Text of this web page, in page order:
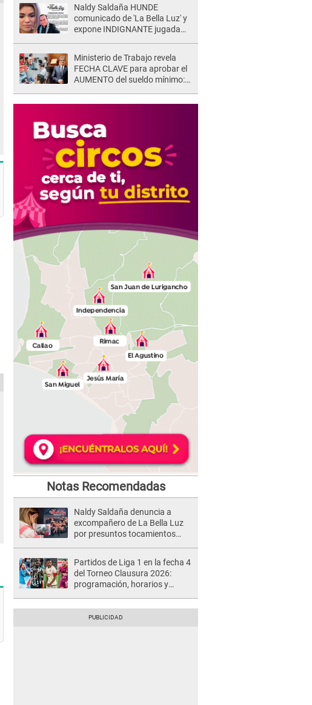
Naldy Saldaña HUNDE
comunicado de 'La Bella Luz' y
expone INDIGNANTE jugada
Ministerio de Trabajo revela
FECHA CLAVE para aprobar el
AUMENTO del sueldo mínimo:
Notas Recomendadas
Naldy Saldaña denuncia a
excompañero de La Bella Luz
por presuntos tocamientos
Partidos de Liga 1 en la fecha 4
del Torneo Clausura 2026:
programación, horarios y